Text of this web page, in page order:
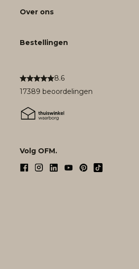
8.6
17389 beoordelingen
Volg OFM.
Over ons
Bestellingen